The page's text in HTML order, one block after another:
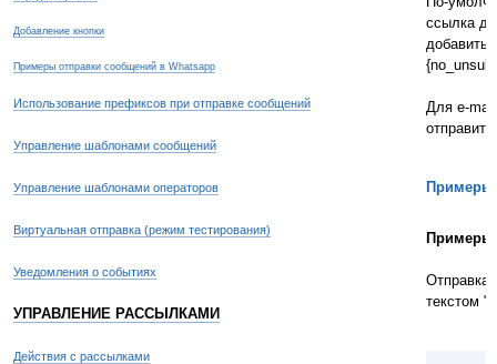
Добавление кнопки
Примеры отправки сообщений в Whatsapp
Использование префиксов при отправке сообщений
Управление шаблонами сообщений
Управление шаблонами операторов
Виртуальная отправка (режим тестирования)
Уведомления о событиях
УПРАВЛЕНИЕ РАССЫЛКАМИ
Действия с рассылками
ссылка
добавить
Для e-
Примеры
Примеры:
Отправка
текстом